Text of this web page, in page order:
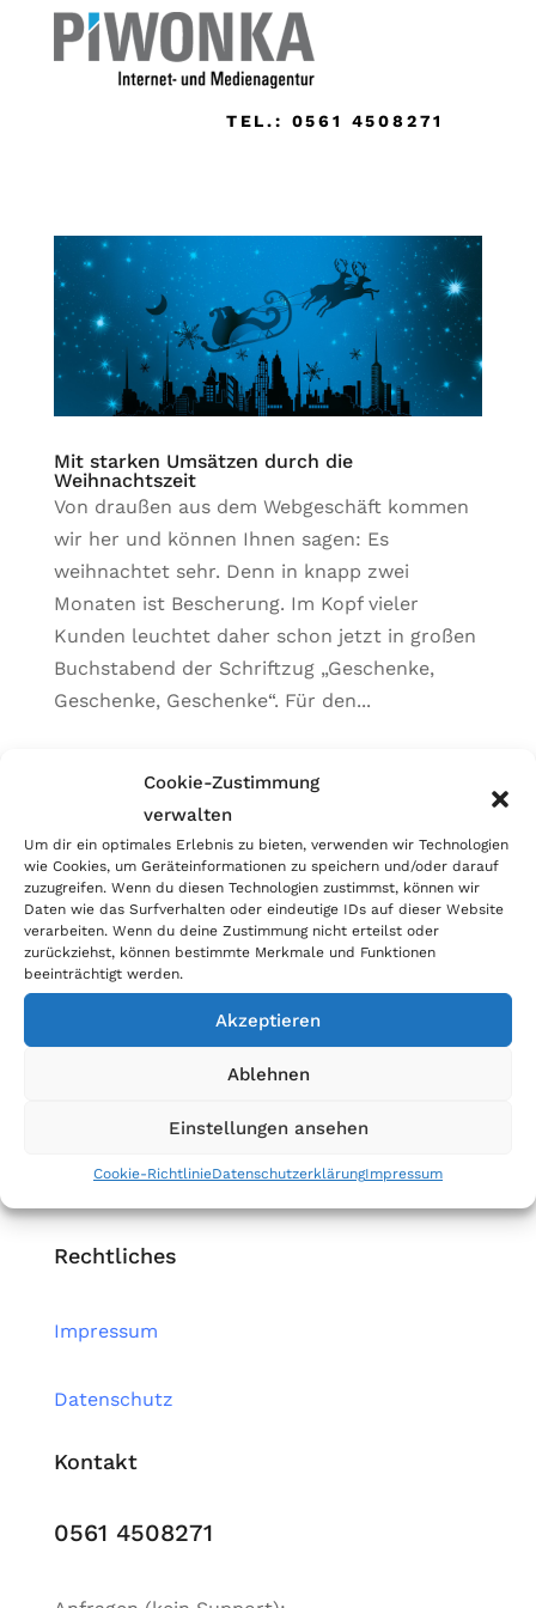
Cookie-Zustimmung
verwalten
Um dir ein optimales Erlebnis zu bieten, verwenden wir Technologien
wie Cookies, um Geräteinformationen zu speichern und/oder darauf
zuzugreifen. Wenn du diesen Technologien zustimmst, können wir
Daten wie das Surfverhalten oder eindeutige IDs auf dieser Website
verarbeiten. Wenn du deine Zustimmung nicht erteilst oder
zurückziehst, können bestimmte Merkmale und Funktionen
beeinträchtigt werden.
Akzeptieren
Ablehnen
Einstellungen ansehen
Cookie-RichtlinieDatenschutzerklärungImpressum
TEL.: 0561 4508271
Mit starken Umsätzen durch die
Weihnachtszeit
Von draußen aus dem Webgeschäft kommen
wir her und können Ihnen sagen: Es
weihnachtet sehr. Denn in knapp zwei
Monaten ist Bescherung. Im Kopf vieler
Kunden leuchtet daher schon jetzt in großen
Buchstabend der Schriftzug „Geschenke,
Geschenke, Geschenke“. Für den...
Kategorien
Allgemein
Blog
Firma
Rechtliches
Impressum
Datenschutz
Kontakt
0561 4508271